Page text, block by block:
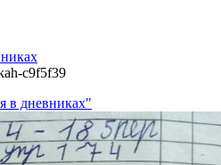
c9f5f39
в дневниках"